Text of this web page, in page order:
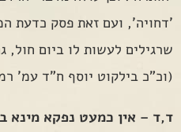
'דחויה', ועם זאת פסק כדעת
שרגילים לעשות לו ביום חול,
(וכ"כ בילקוט יוסף ח"ד עמ'
ד,ד – אין כמעט נפקא מינא